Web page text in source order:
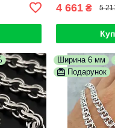
4 661 ₴ 5
Ширина 6 мм
Подарунок